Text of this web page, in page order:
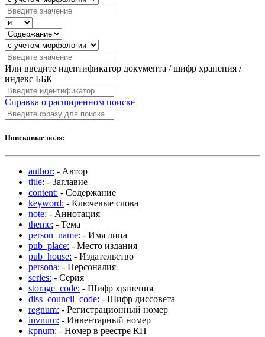
Или введите идентификатор документа / шифр хранения /
индекс ББК
Справка о расширенном поиске
Поисковые поля:
author: - Автор
title: - Заглавие
content: - Содержание
keyword: - Ключевые слова
note: - Аннотация
theme: - Тема
person_name: - Имя лица
pub_place: - Место издания
pub_house: - Издательство
persona: - Персоналия
series: - Серия
storage_code: - Шифр хранения
diss_council_code: - Шифр диссовета
regnum: - Регистрационный номер
invnum: - Инвентарный номер
kpnum: - Номер в реестре КП